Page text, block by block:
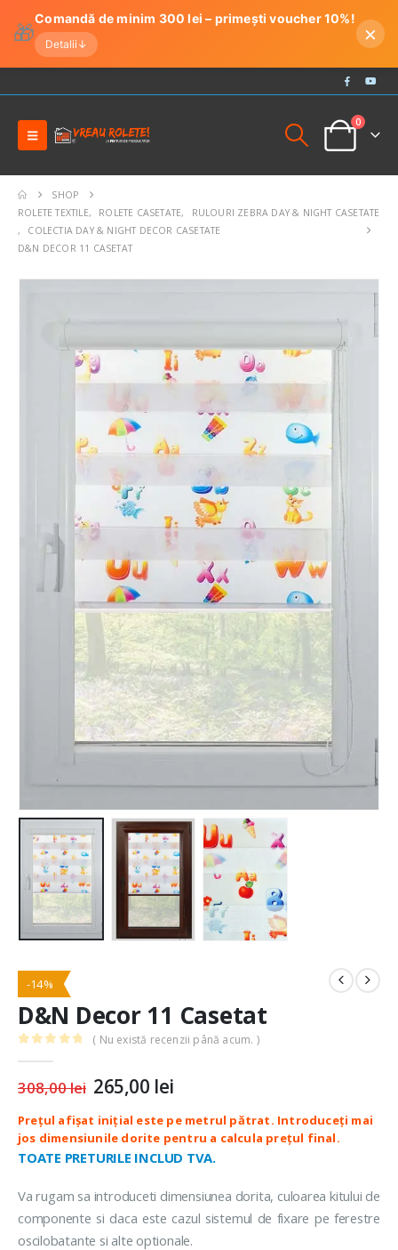
🎁
Comandă de minim 300 lei – primești voucher 10%!
Detalii ↓ ×
0
SHOP
ROLETE TEXTILE, ROLETE CASETATE,
RULOURI ZEBRA DAY & NIGHT CASETATE
,
COLECTIA DAY & NIGHT DECOR CASETATE
D&N DECOR 11 CASETAT
-14%
D&N Decor 11 Casetat
( Nu există recenzii până acum. )
308,00lei Prețul
inițial
a
fost:
308,00 lei.
265,00 lei
este:
265,00 lei.
TOATE PRETURILE INCLUD TVA.
Va rugam sa introduceti dimensiunea dorita, culoarea kitului de
componente si daca este cazul sistemul de fixare pe ferestre
oscilobatante si alte optionale.